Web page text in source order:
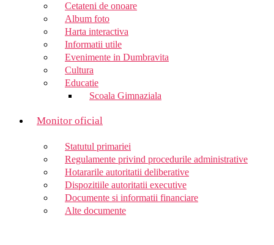
Cetateni de onoare
Album foto
Harta interactiva
Informatii utile
Evenimente in Dumbravita
Cultura
Educatie
Scoala Gimnaziala
Monitor oficial
Statutul primariei
Regulamente privind procedurile administrative
Hotararile autoritatii deliberative
Dispozitiile autoritatii executive
Documente si informatii financiare
Alte documente